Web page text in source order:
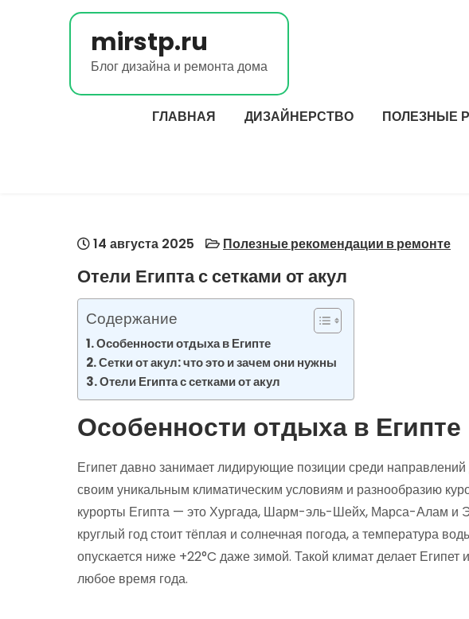
mirstp.ru
Блог дизайна и ремонта дома
ГЛАВНАЯ ДИЗАЙНЕРСТВО ПОЛЕЗНЫЕ
14 августа 2025 Полезные рекомендации в ремонте
Отели Египта с сетками от акул
Содержание
Особенности отдыха в Египте
Сетки от акул: что это и зачем они нужны
Отели Египта с сетками от акул
Особенности отдыха в Египте
Египет давно занимает лидирующие позиции среди
своим уникальным климатическим условиям и разнообразию
курорты Египта — это Хургада, Шарм-эль-Шейх, Марса-Алам и
круглый год стоит тёплая и солнечная погода, а температура
опускается ниже +22°C даже зимой. Такой климат делает
любое время года.